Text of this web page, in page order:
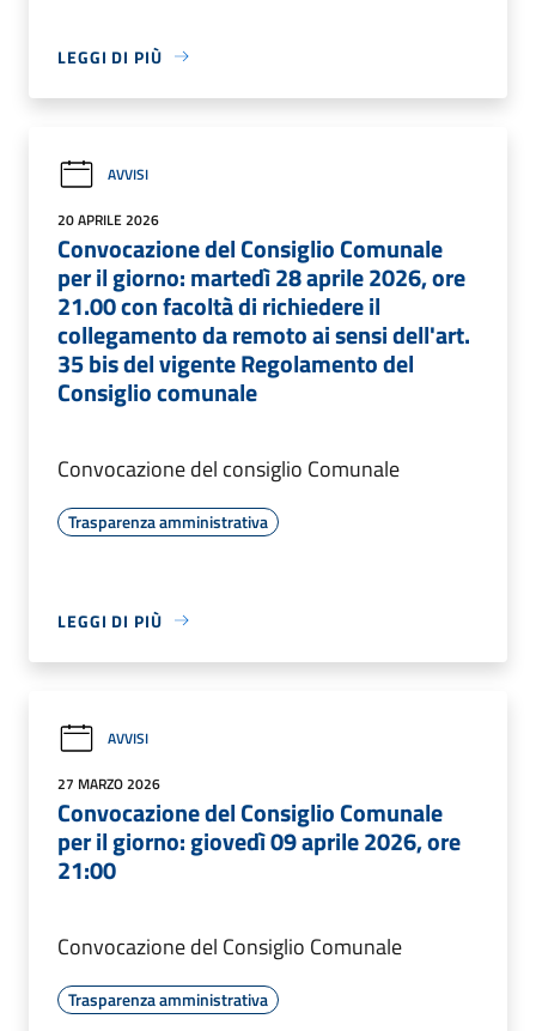
LEGGI DI PIÙ
AVVISI
20 APRILE 2026
Convocazione del Consiglio Comunale
per il giorno: martedì 28 aprile 2026, ore
21.00 con facoltà di richiedere il
collegamento da remoto ai sensi dell'art.
35 bis del vigente Regolamento del
Consiglio comunale
Convocazione del consiglio Comunale
Trasparenza amministrativa
LEGGI DI PIÙ
AVVISI
27 MARZO 2026
Convocazione del Consiglio Comunale
per il giorno: giovedì 09 aprile 2026, ore
21:00
Convocazione del Consiglio Comunale
Trasparenza amministrativa